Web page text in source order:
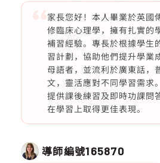
家長您好！本人畢業於英國
修臨床心理學，擁有扎實的
補習經驗。專長於根據學生
習計劃，協助他們提升學業
母語者，並流利於廣東話，
文，靈活應對不同學習需求
提供課後練習及即時功課問
在學習上取得更佳表現。
導師編號165870